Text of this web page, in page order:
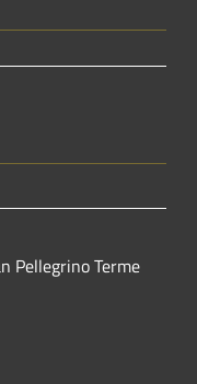
Pellegrino Terme